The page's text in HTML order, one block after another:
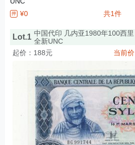
押 ¥0 共1件
Lot.1 中国代印 几内亚1980年100西
全新UNC
起价：188元
当前